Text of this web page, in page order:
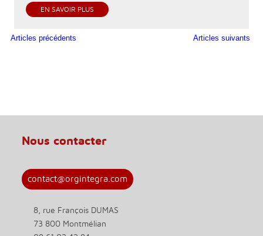
EN SAVOIR PLUS
Articles précédents Articles suivants
Nous contacter
contact@orgintegra.com
8, rue François DUMAS
73 800 Montmélian